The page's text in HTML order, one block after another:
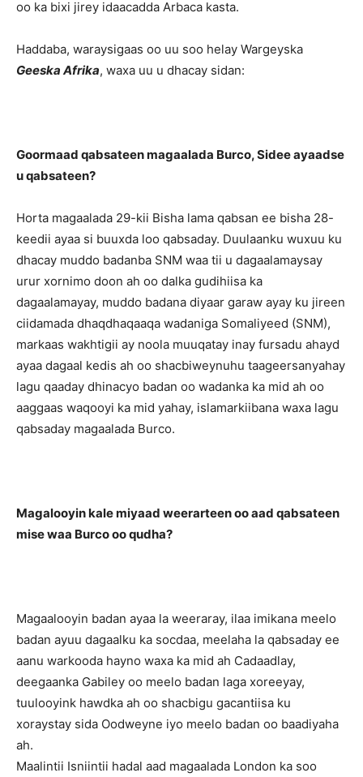
oo ka bixi jirey idaacadda Arbaca kasta.
Haddaba, waraysigaas oo uu soo helay Wargeyska
Geeska Afrika, waxa uu u dhacay sidan:
Goormaad qabsateen magaalada Burco, Sidee ayaadse
u qabsateen?
Horta magaalada 29-kii Bisha lama qabsan ee bisha 28-
keedii ayaa si buuxda loo qabsaday. Duulaanku wuxuu ku
dhacay muddo badanba SNM waa tii u dagaalamaysay
urur xornimo doon ah oo dalka gudihiisa ka
dagaalamayay, muddo badana diyaar garaw ayay ku jireen
ciidamada dhaqdhaqaaqa wadaniga Somaliyeed (SNM),
markaas wakhtigii ay noola muuqatay inay fursadu ahayd
ayaa dagaal kedis ah oo shacbiweynuhu taageersanyahay
lagu qaaday dhinacyo badan oo wadanka ka mid ah oo
aaggaas waqooyi ka mid yahay, islamarkiibana waxa lagu
qabsaday magaalada Burco.
Magalooyin kale miyaad weerarteen oo aad qabsateen
mise waa Burco oo qudha?
Magaalooyin badan ayaa la weeraray, ilaa imikana meelo
badan ayuu dagaalku ka socdaa, meelaha la qabsaday ee
aanu warkooda hayno waxa ka mid ah Cadaadlay,
deegaanka Gabiley oo meelo badan laga xoreeyay,
tuulooyink hawdka ah oo shacbigu gacantiisa ku
xoraystay sida Oodweyne iyo meelo badan oo baadiyaha
ah.
Maalintii Isniintii hadal aad magaalada London ka soo